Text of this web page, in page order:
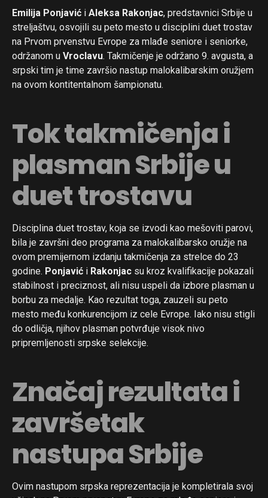
Emilija Ponjavić i Aleksa Rakonjac, predstavnici Srbije u
streljaštvu, osvojili su peto mesto u disciplini duet trostav
na Prvom prvenstvu Evrope za mlađe seniore i seniorke,
održanom u Vroclavu. Takmičenje je održano 9. avgusta, a
srpski tim je time završio nastup malokalibarskim oružjem
na ovom kontitentalnom šampionatu.
Tok takmičenja i
plasman Srbije u
duet trostavu
Disciplina duet trostav, koja se izvodi kao mešoviti parovi,
bila je završni deo programa za malokalibarsko oružje na
ovom premijernom izdanju takmičenja za strelce do 23
godine. Ponjavić i Rakonjac su kroz kvalifikacije pokazali
stabilnost i preciznost, ali nisu uspeli da izbore plasman u
borbu za medalje. Kao rezultat toga, zauzeli su peto
mesto među konkurencijom iz cele Evrope. Iako nisu stigli
do odličja, njihov plasman potvrđuje visok nivo
pripremljenosti srpske selekcije.
Značaj rezultata i
završetak
nastupa Srbije
Ovim nastupom srpska reprezentacija je kompletirala svoj